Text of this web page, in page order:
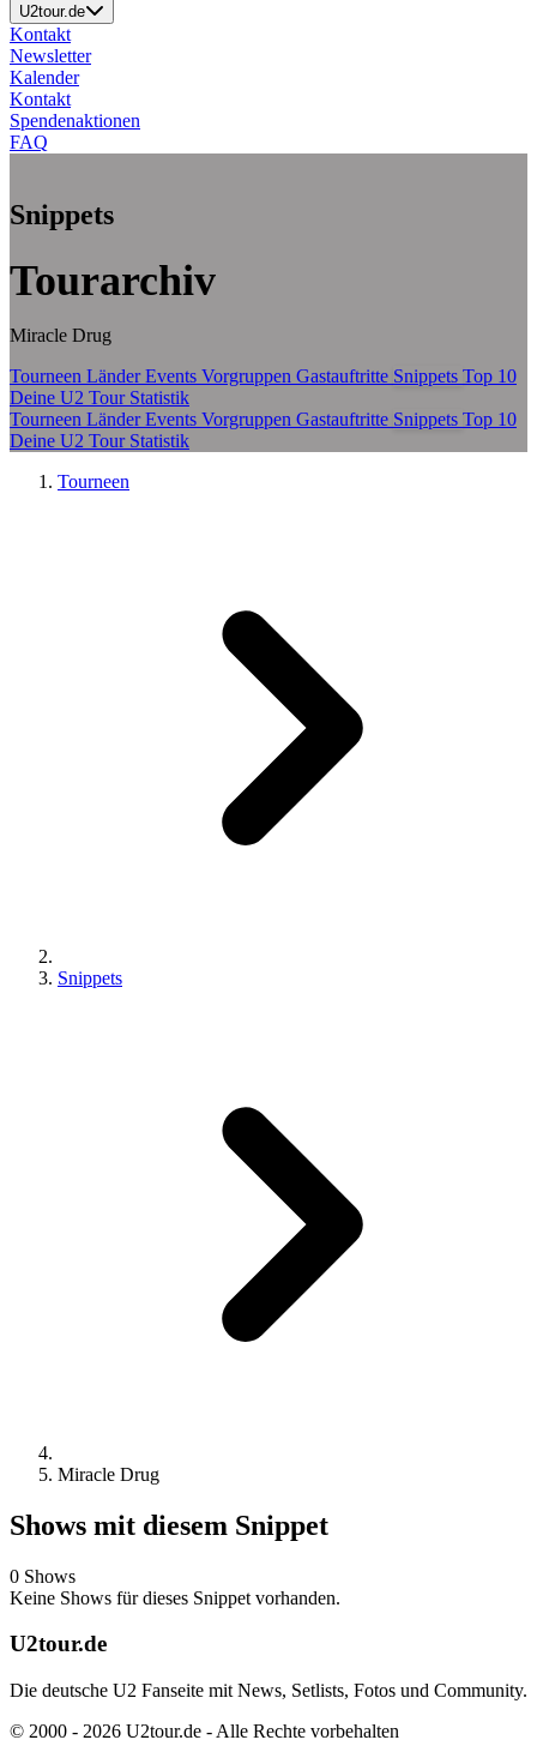
U2tour.de
Kontakt
Newsletter
Kalender
Kontakt
Spendenaktionen
FAQ
Snippets
Tourarchiv
Miracle Drug
Tourneen LänderEvents Vorgruppen Gastauftritte Snippets Top 10
Deine U2 Tour Statistik
Tourneen LänderEvents Vorgruppen Gastauftritte Snippets Top 10
Deine U2 Tour Statistik
Tourneen
Snippets
Miracle Drug
Shows mit diesem Snippet
0 Shows
Keine Shows für dieses Snippet vorhanden.
U2tour.de
Die deutsche U2 Fanseite mit News, Setlists, Fotos und Community.
© 2000 - 2026 U2tour.de - Alle Rechte vorbehalten